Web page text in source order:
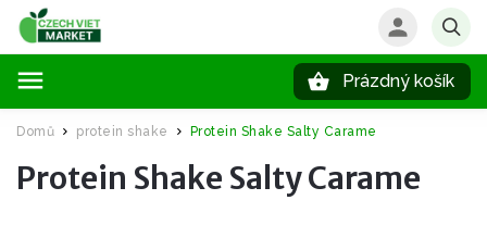
Prázdný košík
Domů / protein shake / Protein Shake Salty Carame
Protein Shake Salty Carame